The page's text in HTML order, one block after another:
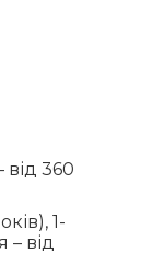
від 360
1-
– від